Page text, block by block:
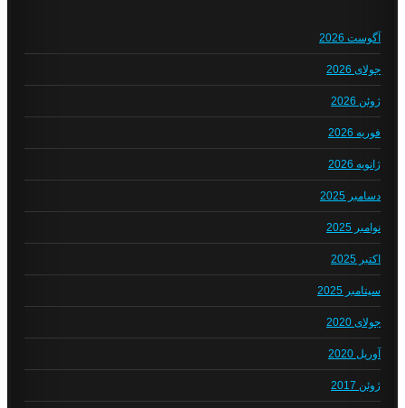
آگوست 2026
جولای 2026
ژوئن 2026
فوریه 2026
ژانویه 2026
دسامبر 2025
نوامبر 2025
اکتبر 2025
سپتامبر 2025
جولای 2020
آوریل 2020
ژوئن 2017